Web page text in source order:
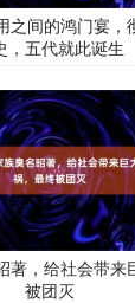
之间的鸿门宴，
，五代就此诞生
著，给社会带来
被团灭